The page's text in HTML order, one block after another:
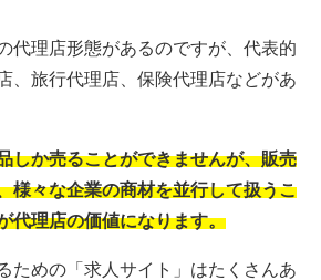
代理店形態があるのですが、代表的
、旅行代理店、保険代理店などがあ
しか売ることができませんが、販売
様々な企業の商材を並行して扱うこ
代理店の価値になります。
ための「求人サイト」はたくさんあ